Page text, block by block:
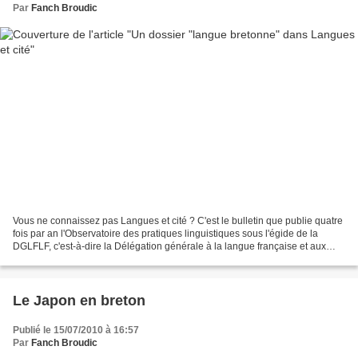
Par Fanch Broudic
Vous ne connaissez pas Langues et cité ? C'est le bulletin que publie quatre
fois par an l'Observatoire des pratiques linguistiques sous l'égide de la
DGLFLF, c'est-à-dire la Délégation générale à la langue française et aux
Le Japon en breton
Publié le 15/07/2010 à 16:57
Par Fanch Broudic